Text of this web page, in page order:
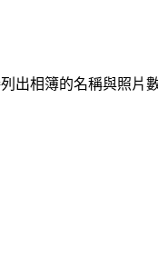
出相簿的名稱與照片